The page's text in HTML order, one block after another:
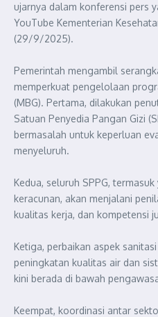
ujarnya dalam konferensi pers
YouTube Kementerian
(29/9/2025).
Pemerintah mengambil
memperkuat pengelolaan
(MBG). Pertama, dilakukan
Satuan Penyedia Pangan Gizi
bermasalah untuk keperluan
menyeluruh.
Kedua, seluruh SPPG,
keracunan, akan menjalani
kualitas kerja, dan kompetensi
Ketiga, perbaikan aspek
peningkatan kualitas air dan
kini berada di bawah
Keempat, koordinasi antar